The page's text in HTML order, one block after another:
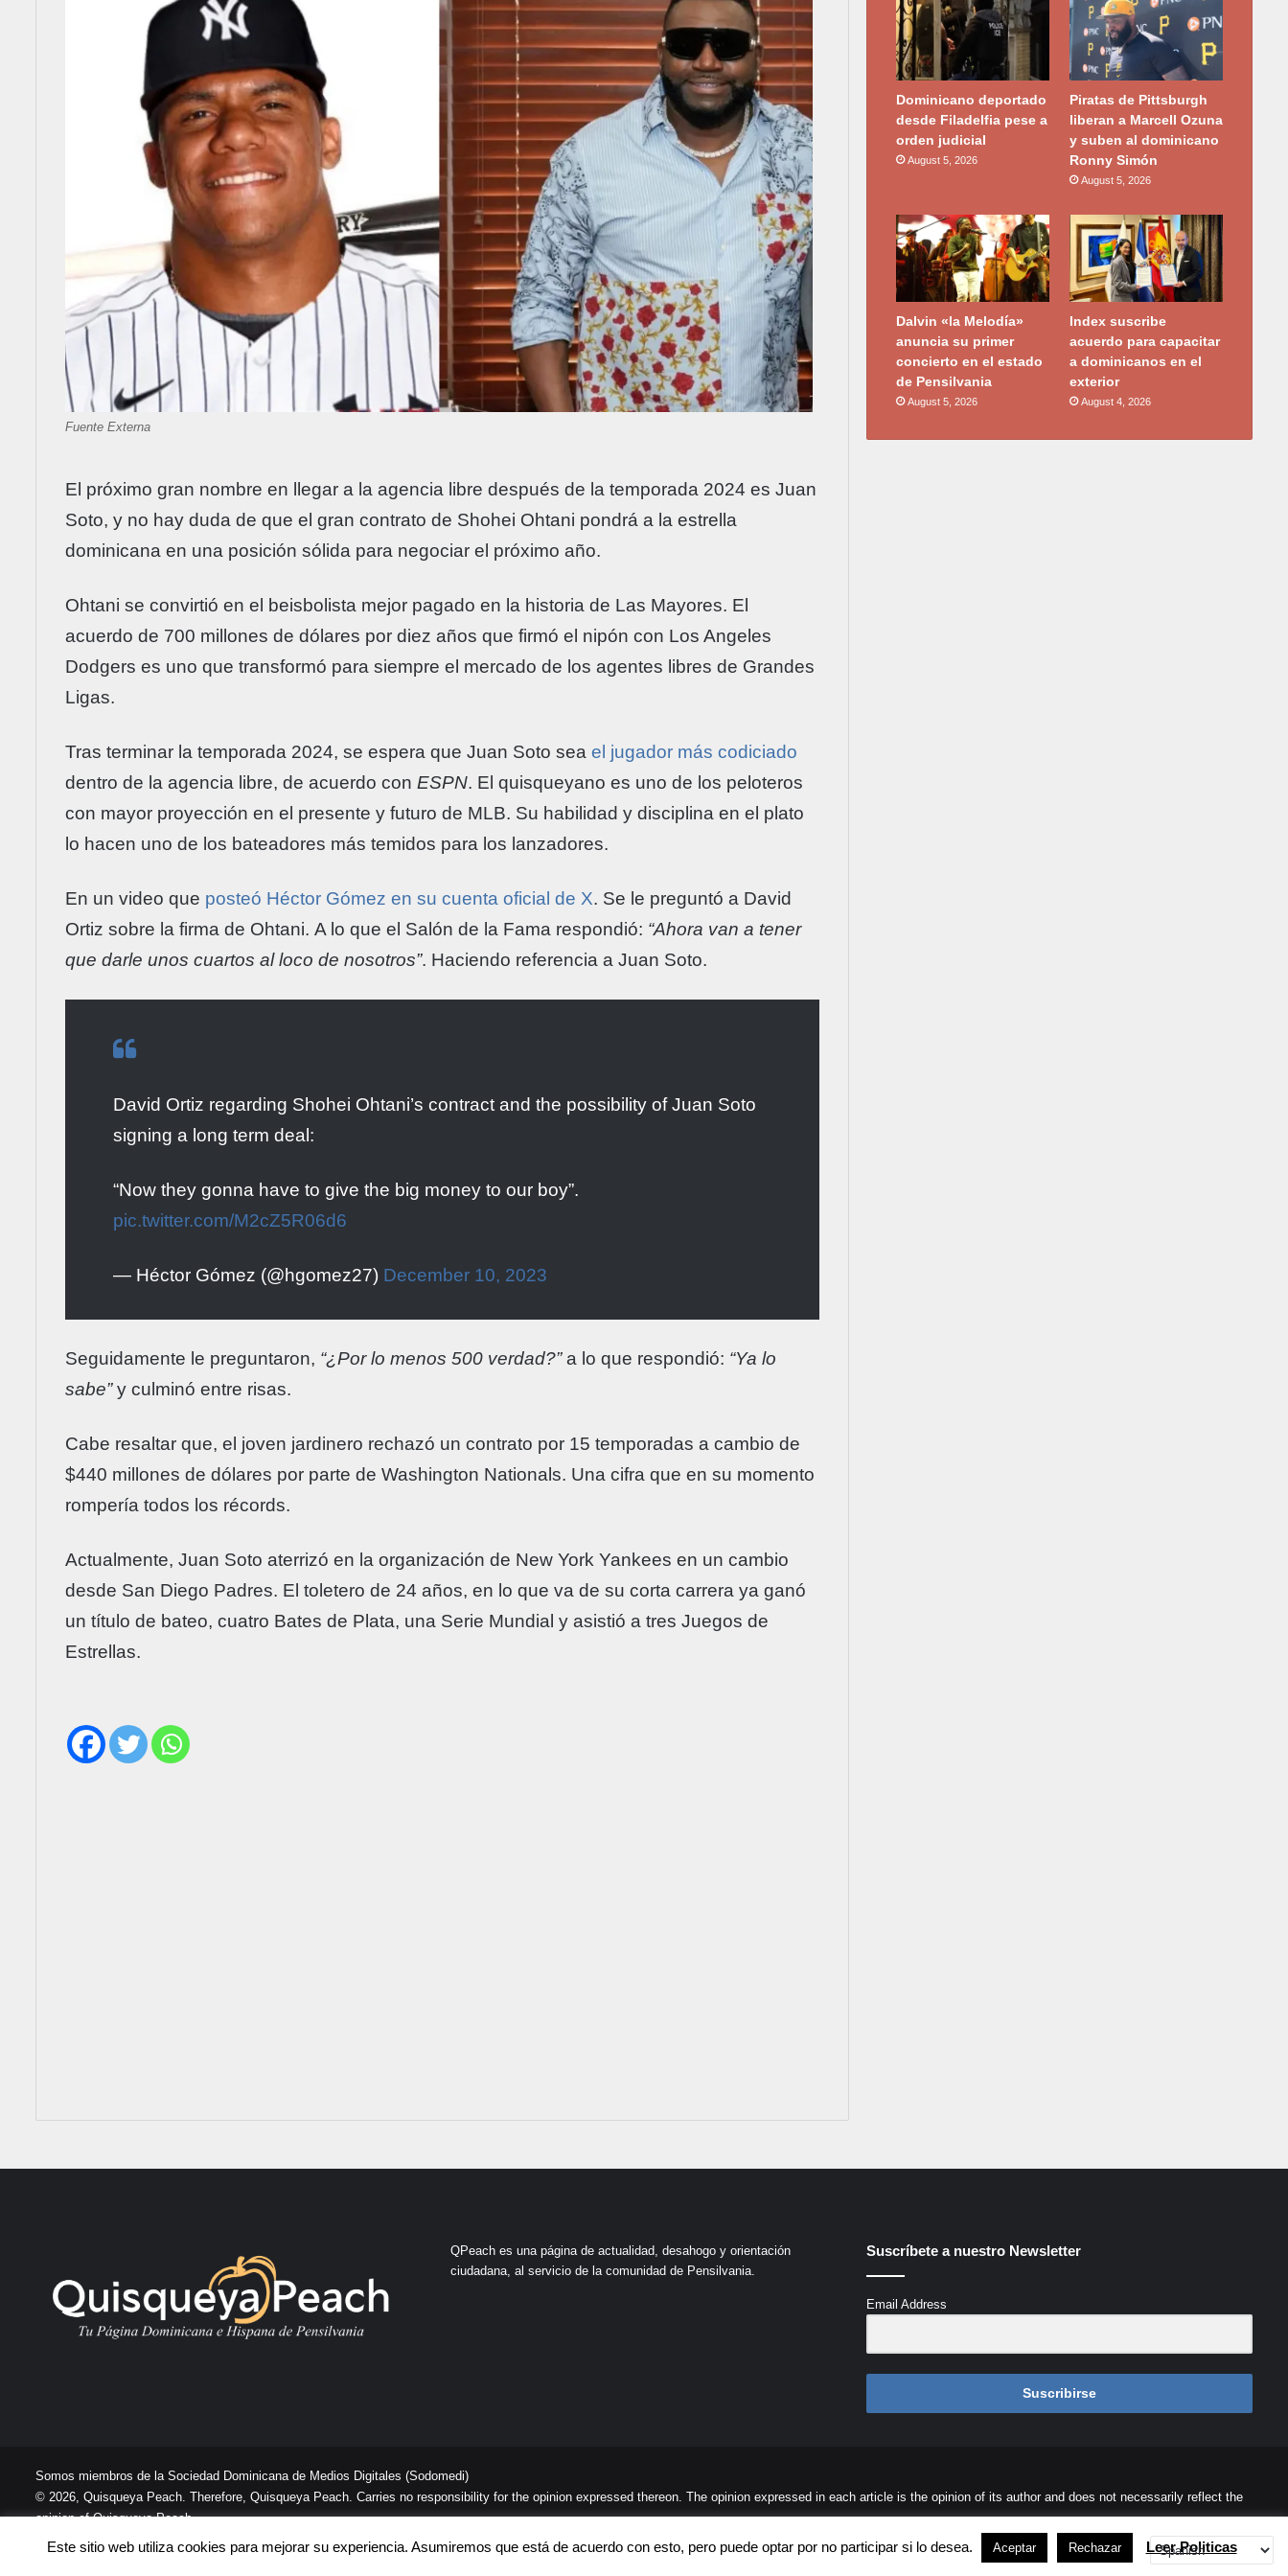
Fuente Externa
El próximo gran nombre en llegar a la agencia libre después de la temporada 2024 es Juan
Soto, y no hay duda de que el gran contrato de Shohei Ohtani pondrá a la estrella
dominicana en una posición sólida para negociar el próximo año.
Ohtani se convirtió en el beisbolista mejor pagado en la historia de Las Mayores. El
acuerdo de 700 millones de dólares por diez años que firmó el nipón con Los Angeles
Dodgers es uno que transformó para siempre el mercado de los agentes libres de Grandes
Ligas.
Tras terminar la temporada 2024, se espera que Juan Soto sea el jugador más codiciado
dentro de la agencia libre, de acuerdo con ESPN. El quisqueyano es uno de los peloteros
con mayor proyección en el presente y futuro de MLB. Su habilidad y disciplina en el plato
lo hacen uno de los bateadores más temidos para los lanzadores.
En un video que posteó Héctor Gómez en su cuenta oficial de X. Se le preguntó a David
Ortiz sobre la firma de Ohtani. A lo que el Salón de la Fama respondió: “Ahora van a tener
que darle unos cuartos al loco de nosotros”. Haciendo referencia a Juan Soto.
David Ortiz regarding Shohei Ohtani’s contract and the possibility of Juan Soto
signing a long term deal:
“Now they gonna have to give the big money to our boy”.
pic.twitter.com/M2cZ5R06d6
— Héctor Gómez (@hgomez27) December 10, 2023
Seguidamente le preguntaron, “¿Por lo menos 500 verdad?”a lo que respondió: “Ya lo
sabe”y culminó entre risas.
Cabe resaltar que, el joven jardinero rechazó un contrato por 15 temporadas a cambio de
$440 millones de dólares por parte de Washington Nationals. Una cifra que en su momento
rompería todos los récords.
Actualmente, Juan Soto aterrizó en la organización de New York Yankees en un cambio
desde San Diego Padres. El toletero de 24 años, en lo que va de su corta carrera ya ganó
un título de bateo, cuatro Bates de Plata, una Serie Mundial y asistió a tres Juegos de
Estrellas.
Dominicano deportado
desde Filadelfia pese a
orden judicial
August 5, 2026
Piratas de Pittsburgh
liberan a Marcell Ozuna
y suben al dominicano
Ronny Simón
August 5, 2026
Dalvin «la Melodía»
anuncia su primer
concierto en el estado
de Pensilvania
August 5, 2026
Index suscribe
acuerdo para capacitar
a dominicanos en el
exterior
August 4, 2026
QPeach es una página de actualidad, desahogo y orientación
ciudadana, al servicio de la comunidad de Pensilvania.
Suscríbete a nuestro Newsletter
Email Address
Suscribirse
Somos miembros de la Sociedad Dominicana de Medios Digitales (Sodomedi)
© 2026, Quisqueya Peach. Therefore, Quisqueya Peach. Carries no responsibility for the opinion expressed thereon. The opinion expressed in each article is the opinion of its author and does not necessarily reflect the
opinion of Quisqueya Peach .
Desarrollada por Palaeli Studio
Contacto Cookies Términos de Uso
Este sitio web utiliza cookies para mejorar su experiencia. Asumiremos que está de acuerdo con esto, pero puede optar por no participar si lo desea. Aceptar Rechazar Leer Politicas